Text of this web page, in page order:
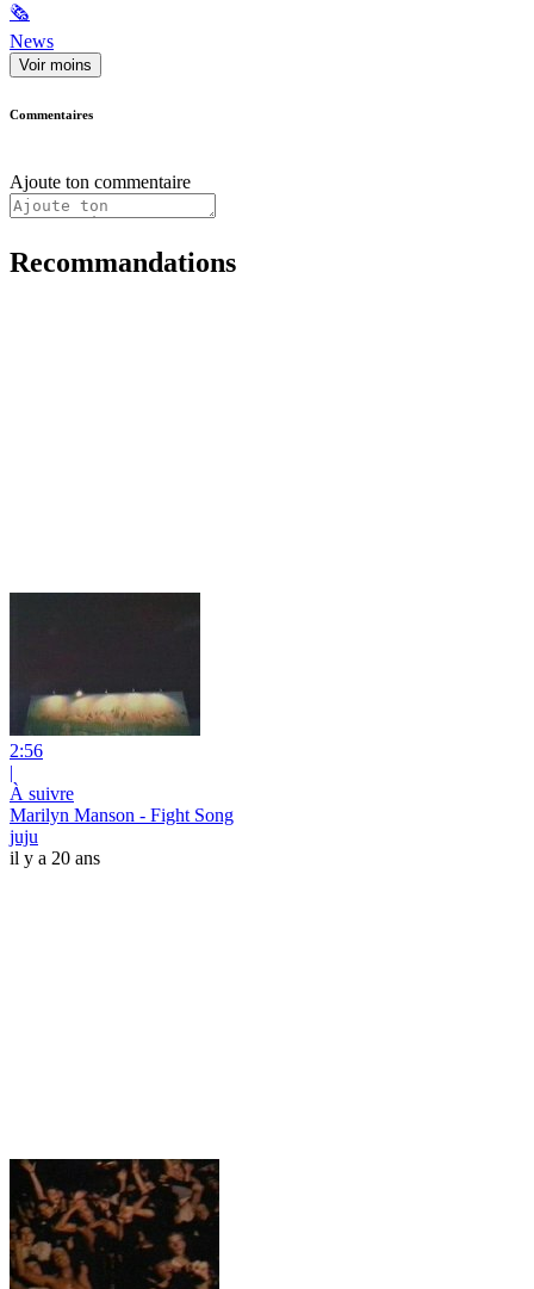
🗞
News
Voir moins
Commentaires
Ajoute ton commentaire
Recommandations
2:56
|
À suivre
Marilyn Manson - Fight Song
juju
il y a 20 ans